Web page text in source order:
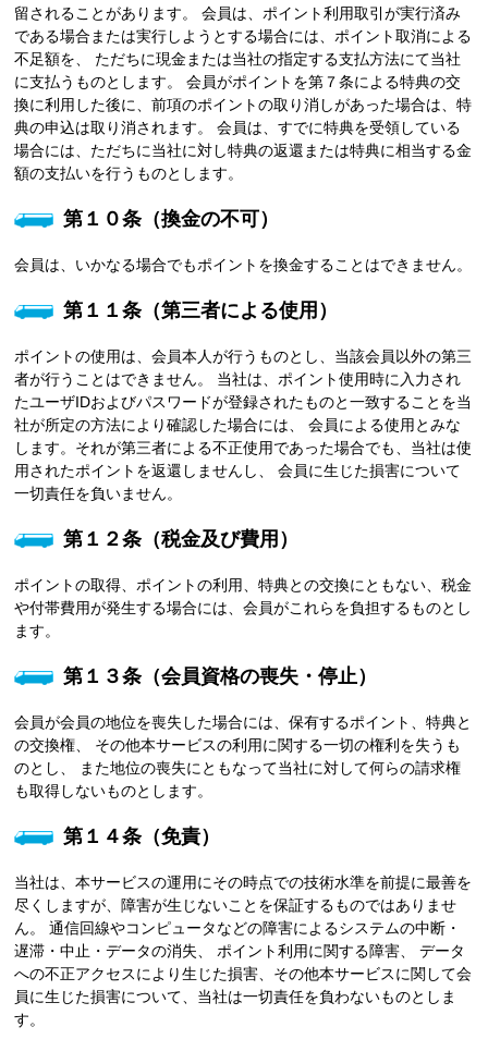
留されることがあります。 会員は、ポイント利用取引が実行済み
である場合または実行しようとする場合には、ポイント取消による
不足額を、 ただちに現金または当社の指定する支払方法にて当社
に支払うものとします。 会員がポイントを第７条による特典の交
換に利用した後に、前項のポイントの取り消しがあった場合は、特
典の申込は取り消されます。 会員は、すでに特典を受領している
場合には、ただちに当社に対し特典の返還または特典に相当する金
額の支払いを行うものとします。
第１０条（換金の不可）
会員は、いかなる場合でもポイントを換金することはできません。
第１１条（第三者による使用）
ポイントの使用は、会員本人が行うものとし、当該会員以外の第三
者が行うことはできません。 当社は、ポイント使用時に入力され
たユーザIDおよびパスワードが登録されたものと一致することを当
社が所定の方法により確認した場合には、 会員による使用とみな
します。それが第三者による不正使用であった場合でも、当社は使
用されたポイントを返還しませんし、 会員に生じた損害について
一切責任を負いません。
第１２条（税金及び費用）
ポイントの取得、ポイントの利用、特典との交換にともない、税金
や付帯費用が発生する場合には、会員がこれらを負担するものとし
ます。
第１３条（会員資格の喪失・停止）
会員が会員の地位を喪失した場合には、保有するポイント、特典と
の交換権、 その他本サービスの利用に関する一切の権利を失うも
のとし、 また地位の喪失にともなって当社に対して何らの請求権
も取得しないものとします。
第１４条（免責）
当社は、本サービスの運用にその時点での技術水準を前提に最善を
尽くしますが、障害が生じないことを保証するものではありませ
ん。 通信回線やコンピュータなどの障害によるシステムの中断・
遅滞・中止・データの消失、 ポイント利用に関する障害、 データ
への不正アクセスにより生じた損害、その他本サービスに関して会
員に生じた損害について、当社は一切責任を負わないものとしま
す。